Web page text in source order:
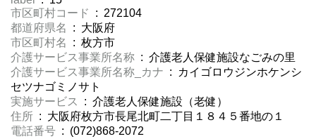
市区町村コード
: 272104
都道府県名
: 大阪府
市区町村名
: 枚方市
介護サービス事業所名称 : 介護老人保健施設なごみの里
介護サービス事業所名称_カナ : カイゴロウジンホケンシ
セツナゴミノサト
実施サービス
: 介護老人保健施設（老健）
住所 : 大阪府枚方市長尾北町二丁目１８４５番地の１
電話番号 : (072)868-2072